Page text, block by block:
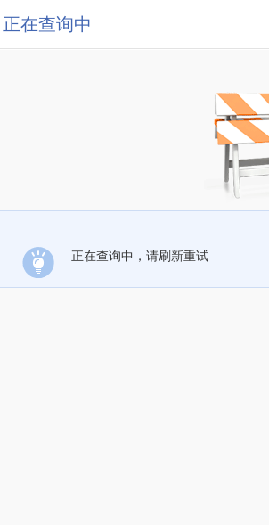
正在查询中
正在查询中，请刷新重试